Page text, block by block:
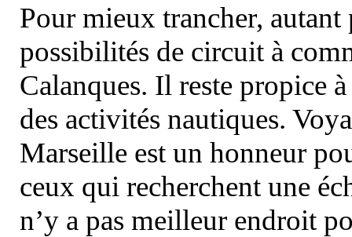
Pour mieux trancher, autant
possibilités de circuit à
Calanques. Il reste propice
des activités nautiques.
Marseille est un honneur
ceux qui recherchent une
n’y a pas meilleur endroit